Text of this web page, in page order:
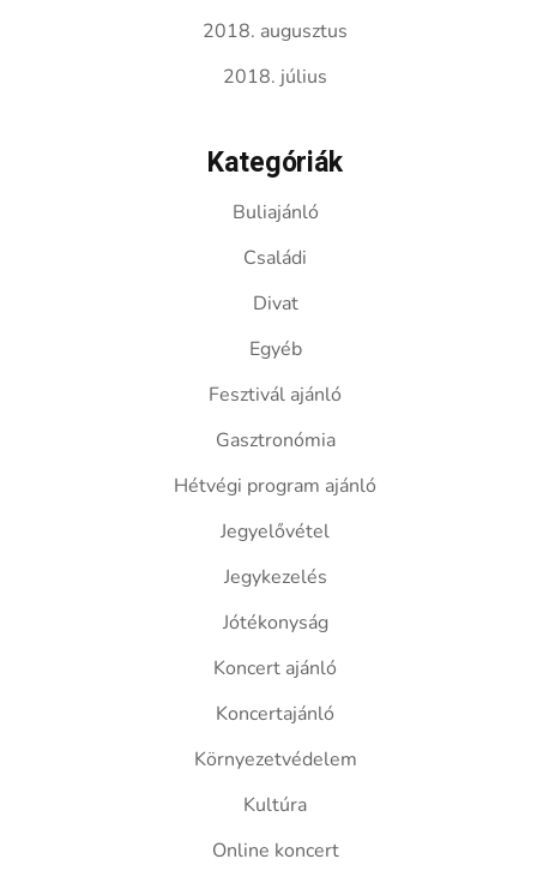
2018. augusztus
2018. július
Kategóriák
Buliajánló
Családi
Divat
Egyéb
Fesztivál ajánló
Gasztronómia
Hétvégi program ajánló
Jegyelővétel
Jegykezelés
Jótékonyság
Koncert ajánló
Koncertajánló
Környezetvédelem
Kultúra
Online koncert